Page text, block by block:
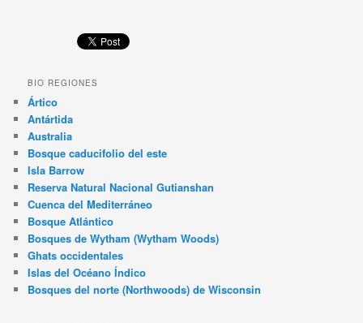
BIO REGIONES
Ártico
Antártida
Australia
Bosque caducifolio del este
Isla Barrow
Reserva Natural Nacional Gutianshan
Cuenca del Mediterráneo
Bosque Atlántico
Bosques de Wytham (Wytham Woods)
Ghats occidentales
Islas del Océano Índico
Bosques del norte (Northwoods) de Wisconsin